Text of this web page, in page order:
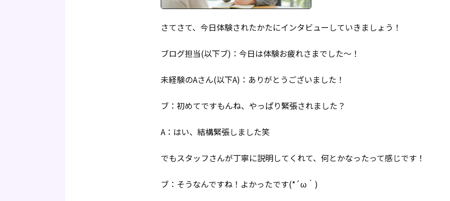
さてさて、今日体験されたかたにインタビューしていきましょう！
ブログ担当(以下ブ)：今日は体験お疲れさまでした～！
未経験のAさん(以下A)：ありがとうございました！
ブ：初めてですもんね、やっぱり緊張されました？
A：はい、結構緊張しました笑
でもスタッフさんが丁寧に説明してくれて、何とかなったって感じです！
ブ：そうなんですね！よかったです(*´ω｀)